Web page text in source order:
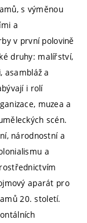
s výměnou
a
v první polovině
druhy: malířství,
asambláž a
i rolí
muzea a
scén.
národnostní a
a
aparát pro
20. století.